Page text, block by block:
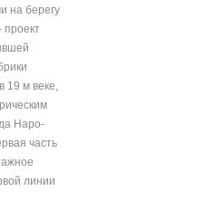
на берегу
проект
19 м веке,
Наро-
часть
линии